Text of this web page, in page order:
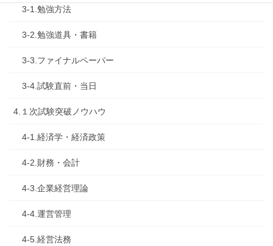
3-1.勉強方法
3-2.勉強道具・書籍
3-3.ファイナルペーパー
3-4.試験直前・当日
4.１次試験突破ノウハウ
4-1.経済学・経済政策
4-2.財務・会計
4-3.企業経営理論
4-4.運営管理
4-5.経営法務